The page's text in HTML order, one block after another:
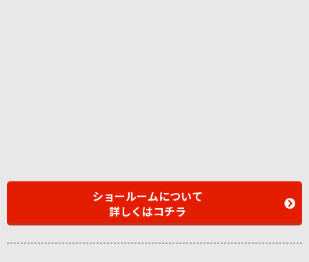
ショールームについて
詳しくはコチラ